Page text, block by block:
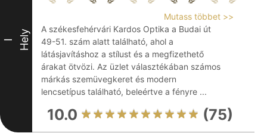
I Hely
Mutass többet >>
A székesfehérvári Kardos Optika a Budai út
49-51. szám alatt található, ahol a
látásjavításhoz a stílust és a megfizethető
árakat ötvözi. Az üzlet választékában számos
márkás szemüvegkeret és modern
lencsetípus található, beleértve a fényre ...
10.0 (75)